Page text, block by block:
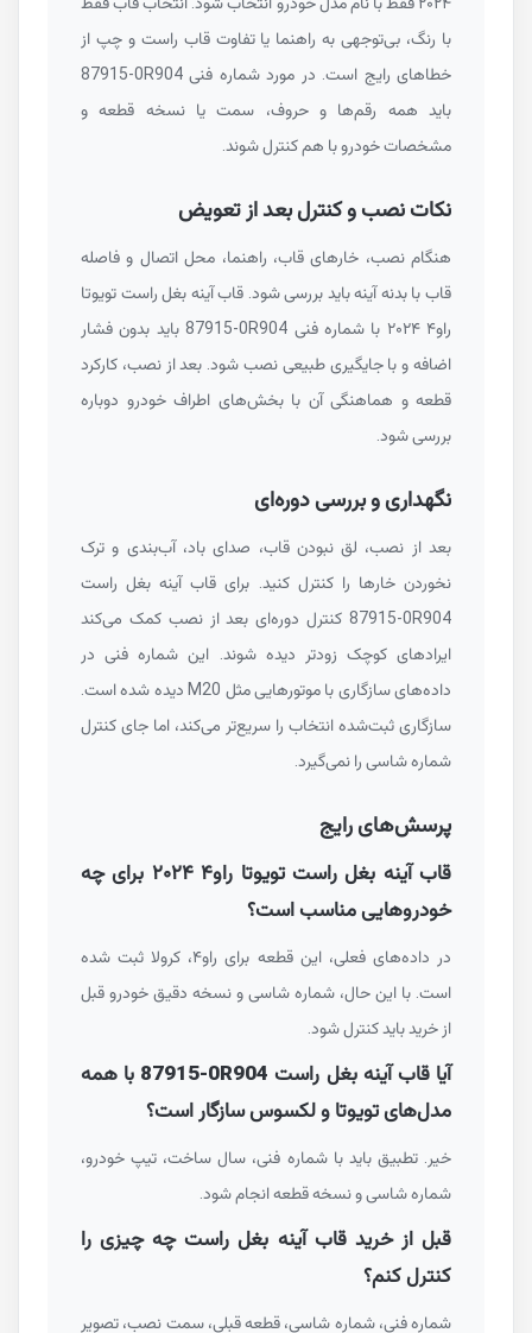
با رنگ، بی‌توجهی به راهنما یا تفاوت قاب راست و چپ از
خطاهای رایج است. در مورد شماره فنی87915-0R904
باید همه رقم‌ها و حروف، سمت یا نسخه قطعه و
مشخصات خودرو با هم کنترل شوند.
نکات نصب و کنترل بعد از تعویض
هنگام نصب، خارهای قاب، راهنما، محل اتصال و فاصله
قاب با بدنه آینه باید بررسی شود. قاب آینه بغل راست تویوتا
87915-0R904باید بدون فشار
اضافه و با جایگیری طبیعی نصب شود. بعد از نصب، کارکرد
قطعه و هماهنگی آن با بخش‌های اطراف خودرو دوباره
بررسی شود.
نگهداری و بررسی دوره‌ای
بعد از نصب، لق نبودن قاب، صدای باد، آب‌بندی و ترک
نخوردن خارها را کنترل کنید. برای قاب آینه بغل راست
87915-0R904کنترل دوره‌ای بعد از نصب کمک می‌کند
ایرادهای کوچک زودتر دیده شوند. این شماره فنی در
داده‌های سازگاری با موتورهایی مثلM20دیده شده است.
سازگاری ثبت‌شده انتخاب را سریع‌تر می‌کند، اما جای کنترل
شماره شاسی را نمی‌گیرد.
پرسش‌های رایج
قاب آینه بغل راست تویوتا راو۴ ۲۰۲۴ برای چه
خودروهایی مناسب است؟
در داده‌های فعلی، این قطعه برای راو۴، کرولا ثبت شده
است. با این حال، شماره شاسی و نسخه دقیق خودرو قبل
از خرید باید کنترل شود.
آیا قاب آینه بغل راست87915-0R904با همه
مدل‌های تویوتا و لکسوس سازگار است؟
خیر. تطبیق باید با شماره فنی، سال ساخت، تیپ خودرو،
شماره شاسی و نسخه قطعه انجام شود.
قبل از خرید قاب آینه بغل راست چه چیزی را
کنترل کنم؟
شماره فنی، شماره شاسی، قطعه قبلی، سمت نصب، تصویر